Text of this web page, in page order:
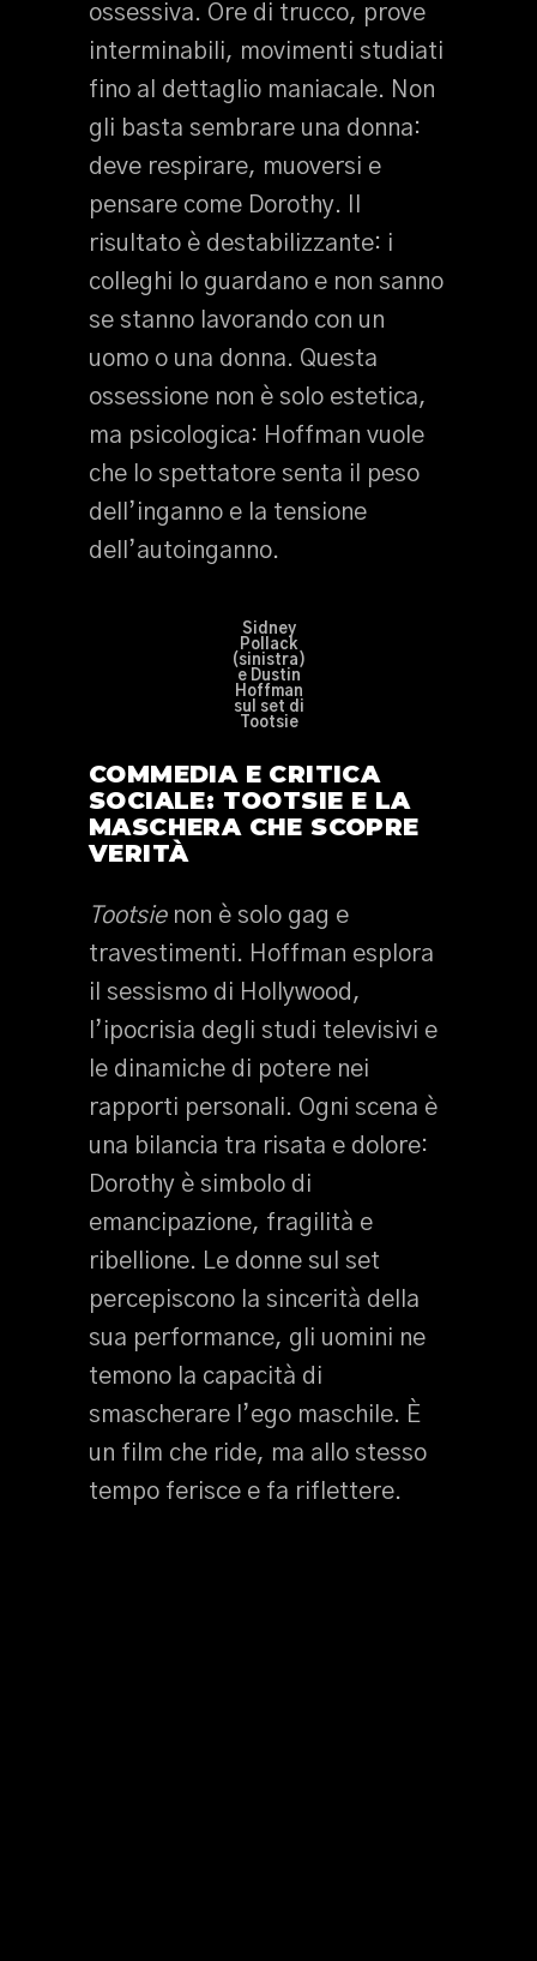
ossessiva. Ore di trucco, prove
interminabili, movimenti studiati
fino al dettaglio maniacale. Non
gli basta sembrare una donna:
deve respirare, muoversi e
pensare come Dorothy. Il
risultato è destabilizzante: i
colleghi lo guardano e non sanno
se stanno lavorando con un
uomo o una donna. Questa
ossessione non è solo estetica,
ma psicologica: Hoffman vuole
che lo spettatore senta il peso
dell’inganno e la tensione
dell’autoinganno.
Sidney
Pollack
(sinistra)
e Dustin
Hoffman
sul set di
Tootsie
COMMEDIA E CRITICA
SOCIALE: TOOTSIE E LA
MASCHERA CHE SCOPRE
VERITÀ
Tootsienon è solo gag e
travestimenti. Hoffman esplora
il sessismo di Hollywood,
l’ipocrisia degli studi televisivi e
le dinamiche di potere nei
rapporti personali. Ogni scena è
una bilancia tra risata e dolore:
Dorothy è simbolo di
emancipazione, fragilità e
ribellione. Le donne sul set
percepiscono la sincerità della
sua performance, gli uomini ne
temono la capacità di
smascherare l’ego maschile. È
un film che ride, ma allo stesso
tempo ferisce e fa riflettere.